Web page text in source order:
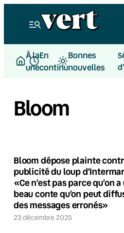
À la
une
En
continu
Bonnes
nouvelles
Bloom
Bloom dépose plainte
publicité du loup
«Ce n’est pas parce qu’on a
beau conte qu’on peut
des messages erronés»
23 décembre 2025